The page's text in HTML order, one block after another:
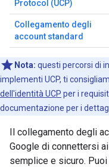
Protocol (UCP)
Collegamento degli
account standard
Nota: questi percorsi di
implementi UCP, ti
dell'identità UCP per i
documentazione per i
Il collegamento degli
Google di connettersi
semplice e sicuro.